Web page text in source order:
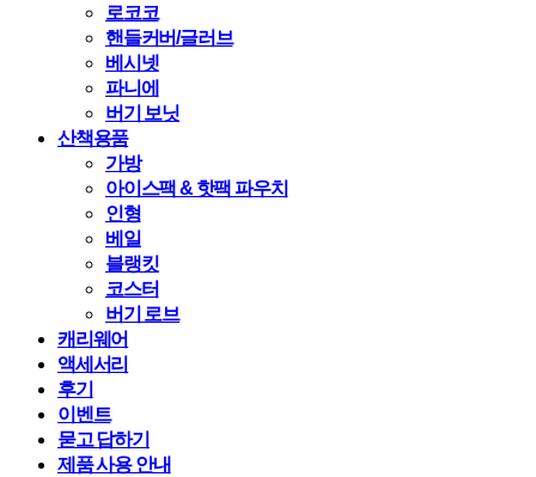
로코코
핸들커버/글러브
베시넷
파니에
버기 보닛
산책용품
가방
아이스팩 & 핫팩 파우치
인형
베일
블랭킷
코스터
버기 로브
캐리웨어
액세서리
후기
이벤트
묻고 답하기
제품 사용 안내